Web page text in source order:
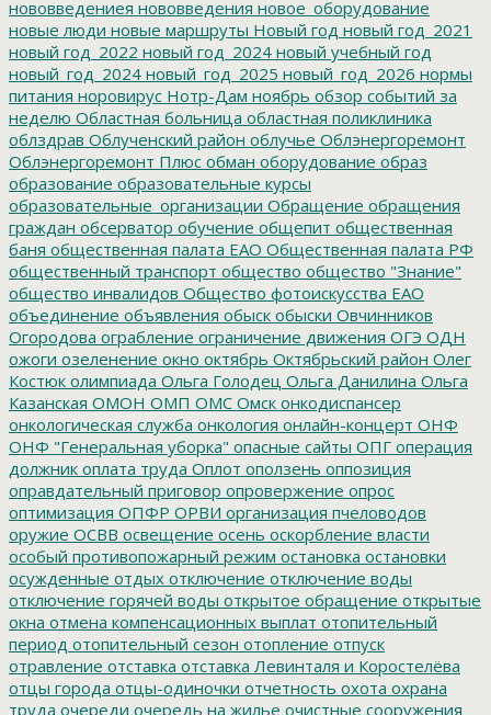
нововведениея нововведения новое_оборудование
новые люди новые маршруты Новый год новый год_2021
новый год_2022 новый год_2024 новый учебный год
новый_год_2024 новый_год_2025 новый_год_2026 нормы
питания норовирус Нотр-Дам ноябрь обзор событий за
неделю Областная больница областная поликлиника
облздрав Облученский район облучье Облэнергоремонт
Облэнергоремонт Плюс обман оборудование образ
образование образовательные курсы
образовательные_организации Обращение обращения
граждан обсерватор обучение общепит общественная
баня общественная палата ЕАО Общественная палата РФ
общественный транспорт общество общество "Знание"
общество инвалидов Общество фотоискусства ЕАО
объединение объявления обыск обыски Овчинников
Огородова ограбление ограничение движения ОГЭ ОДН
ожоги озеленение окно октябрь Октябрьский район Олег
Костюк олимпиада Ольга Голодец Ольга Данилина Ольга
Казанская ОМОН ОМП ОМС Омск онкодиспансер
онкологическая служба онкология онлайн-концерт ОНФ
ОНФ "Генеральная уборка" опасные сайты ОПГ операция
должник оплата труда Оплот оползень оппозиция
оправдательный приговор опровержение опрос
оптимизация ОПФР ОРВИ организация пчеловодов
оружие ОСВВ освещение осень оскорбление власти
особый противопожарный режим остановка остановки
осужденные отдых отключение отключение воды
отключение горячей воды открытое обращение открытые
окна отмена компенсационных выплат отопительный
период отопительный сезон отопление отпуск
отравление отставка отставка Левинталя и Коростелёва
отцы города отцы-одиночки отчетность охота охрана
труда очереди очередь на жилье очистные сооружения